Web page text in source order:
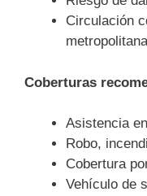
Circulación
Coberturas
Asistencia
Robo,
Cobertura
Vehículo de